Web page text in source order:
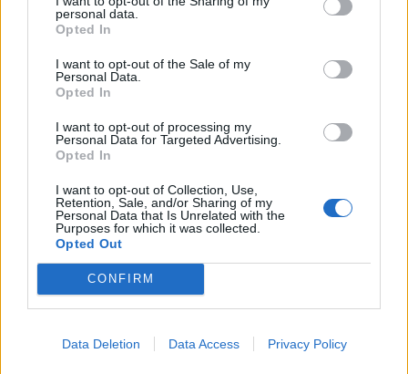
personal data.
Opted In
I want to opt-out of the Sale of my
Personal Data.
Opted In
I want to opt-out of processing my
Personal Data for Targeted Advertising.
Opted In
I want to opt-out of Collection, Use,
Retention, Sale, and/or Sharing of my
Personal Data that Is Unrelated with the
Purposes for which it was collected.
Opted Out
CONFIRM
Data Deletion Data Access Privacy Policy
liko „Marijampolės pieno konservai“ su kiek daugiau
nei 2,9 mln. eurų paramos.
Iš fizinių asmenų daugiausia paramos gavo Širvintų
rajono ūkininkas Vidmantas Vyšniauskas – apie 1,7
mln. eurų paramos.
Didžiausi galutiniai pinigų gavėjai –
Raimondas Karpavičius, „Žemaitijos
pieno“ akcininkai, Karbauskių šeima